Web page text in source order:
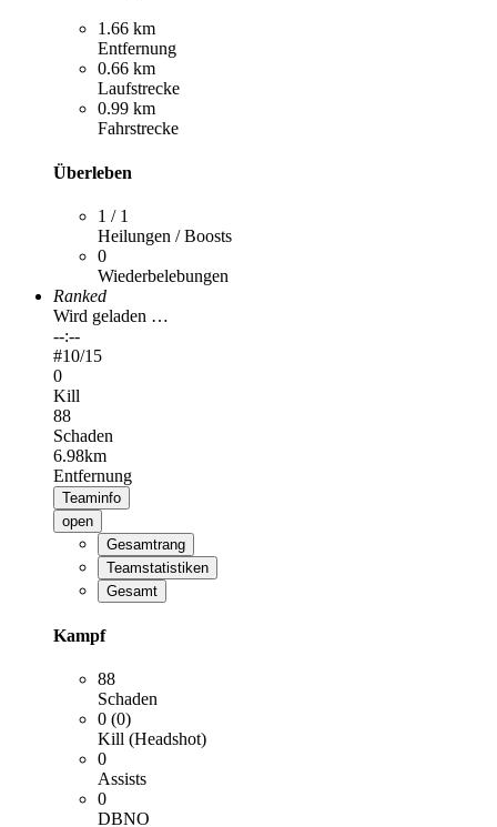
1.66 km
Entfernung
0.66 km
Laufstrecke
0.99 km
Fahrstrecke
Überleben
1 / 1
Heilungen / Boosts
0
Wiederbelebungen
Ranked
Wird geladen …
--:--
#10/15
0
Kill
88
Schaden
6.98km
Entfernung
Teaminfo
open
Gesamtrang
Teamstatistiken
Gesamt
Kampf
88
Schaden
0 (0)
Kill (Headshot)
0
Assists
0
DBNO